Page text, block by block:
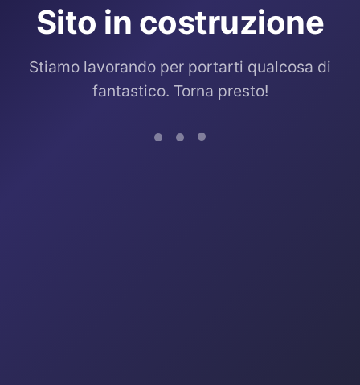
Sito in costruzione
Stiamo lavorando per portarti qualcosa di
fantastico. Torna presto!